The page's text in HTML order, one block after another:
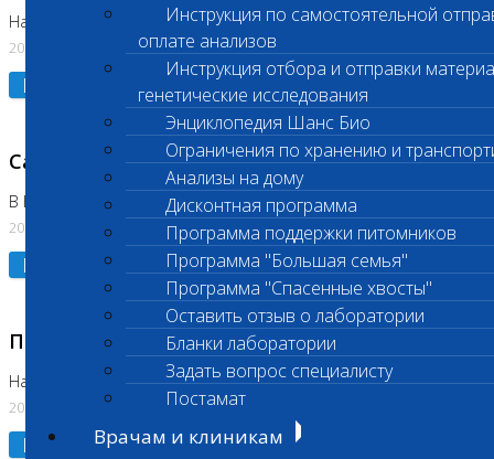
Инструкция по самостоятельной
оплате анализов
Инструкция отбора и отправки
генетические исследования
Энциклопедия Шанс Био
Ограничения по хранению и
Анализы на дому
Дисконтная программа
Программа поддержки питомников
Программа "Большая семья"
Программа "Спасенные хвосты"
Оставить отзыв о лаборатории
Бланки лаборатории
Задать вопрос специалисту
Постамат
Врачам и клиникам
На Нагорной
20.07.2026
Подробнее
Санитарный день
В Коломне 20.07.2026
20.07.2026
Подробнее
Приостановлено выполнение исследования
На Нагорной
20.07.2026
Подробнее